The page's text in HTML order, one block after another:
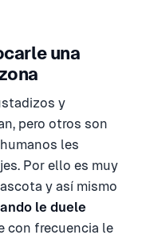
una
y
pero otros son
les
Por ello es muy
y así mismo
le duele
con frecuencia le